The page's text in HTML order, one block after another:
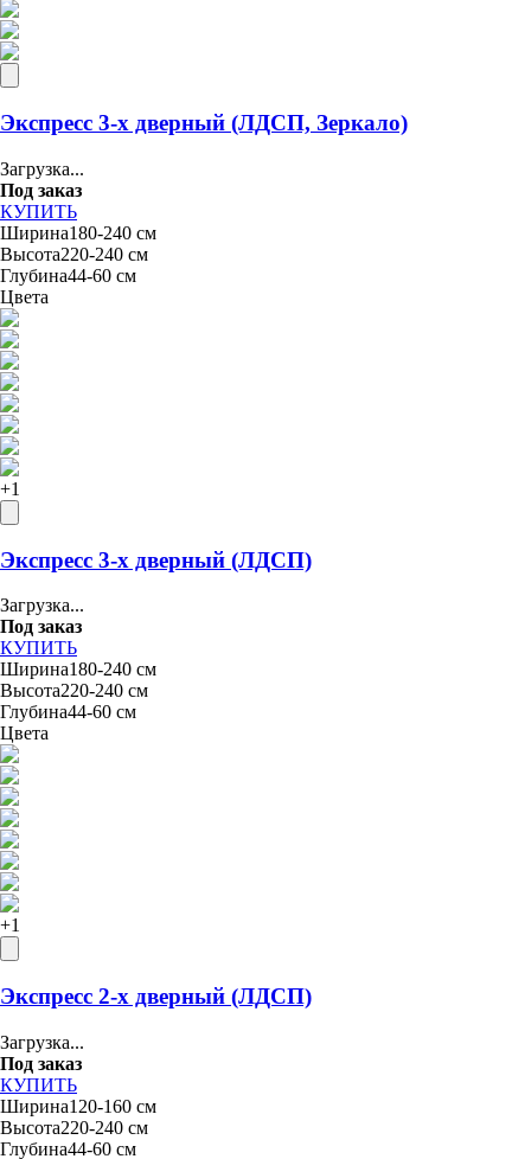
Экспресс 3-х дверный (ЛДСП, Зеркало)
Загрузка...
Под заказ
КУПИТЬ
Ширина180-240 см
Высота220-240 см
Глубина44-60 см
Цвета
+1
Экспресс 3-х дверный (ЛДСП)
Загрузка...
Под заказ
КУПИТЬ
Ширина180-240 см
Высота220-240 см
Глубина44-60 см
Цвета
+1
Экспресс 2-х дверный (ЛДСП)
Загрузка...
Под заказ
КУПИТЬ
Ширина120-160 см
Высота220-240 см
Глубина44-60 см